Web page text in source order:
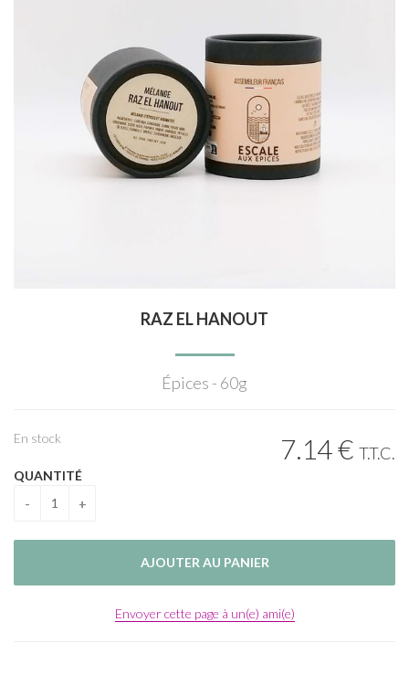
RAZ EL HANOUT
Épices - 60g
7.14€ T.T.C.
En stock
QUANTITÉ
Envoyer cette page à un(e) ami(e)